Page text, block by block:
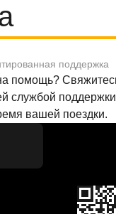
поддержка
помощь?
службой
вашей поездки.